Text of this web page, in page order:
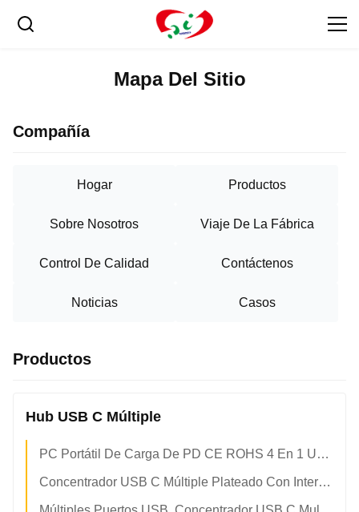
Mapa Del Sitio
Compañía
Hogar Productos
Sobre Nosotros Viaje De La Fábrica
Control De Calidad Contáctenos
Noticias Casos
Productos
Hub USB C Múltiple
PC Portátil De Carga De PD CE ROHS 4 En 1 USB C Hub
Concentrador USB C Múltiple Plateado Con Interfaz TIPO C Y Resistencia A La Humedad Del 5 Por Ciento Al 95 Por Ciento HR Proporciona Soluciones De Conectividad